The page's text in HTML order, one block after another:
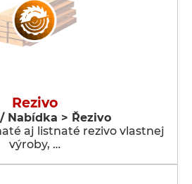
Rezivo
Nabídka > Řezivo
aj listnaté rezivo vlastnej
výroby, …